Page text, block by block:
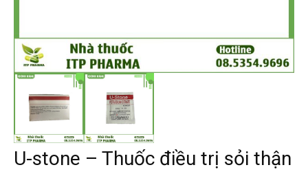
U-stone – Thuốc điều trị sỏi thận